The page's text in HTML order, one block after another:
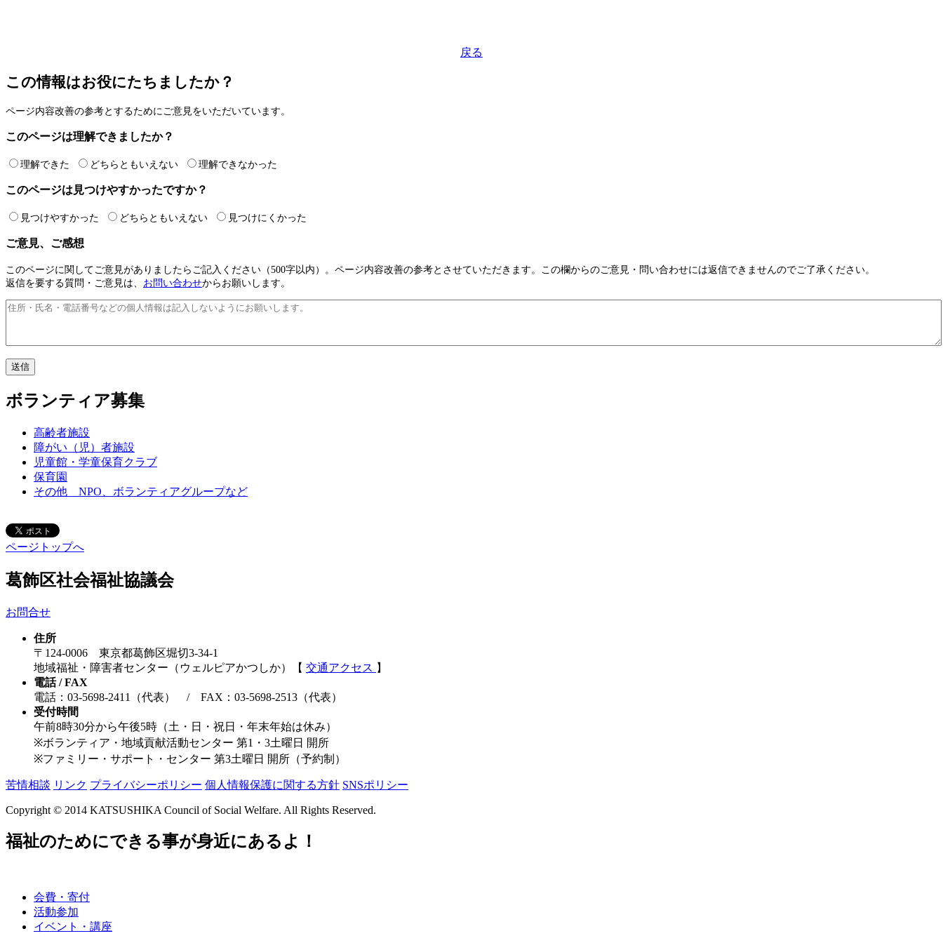
戻る
この情報はお役にたちましたか？
ページ内容改善の参考とするためにご意見をいただいています。
このページは理解できましたか？
理解できた どちらともいえない 理解できなかった
このページは見つけやすかったですか？
見つけやすかった どちらともいえない 見つけにくかった
ご意見、ご感想
このページに関してご意見がありましたらご記入ください（500字以内）。ページ内容改善の参考とさせていただきます。この欄からのご意見・問い合わせには返信できませんのでご了承ください。
返信を要する質問・ご意見は、 お問い合わせからお願いします。
ボランティア募集
高齢者施設
障がい（児）者施設
児童館・学童保育クラブ
保育園
その他 NPO、ボランティアグループなど
ページトップへ
葛飾区社会福祉協議会
お問合せ
住所
〒124-0006 東京都葛飾区堀切3-34-1
地域福祉・障害者センター（ウェルピアかつしか）【 交通アクセス 】
電話 / FAX
電話：03-5698-2411（代表） / FAX：03-5698-2513（代表）
受付時間
午前8時30分から午後5時（土・日・祝日・年末年始は休み）
※ボランティア・地域貢献活動センター 第1・3土曜日 開所
※ファミリー・サポート・センター 第3土曜日 開所（予約制）
苦情相談 リンク プライバシーポリシー 個人情報保護に関する方針 SNSポリシー
Copyright © 2014 KATSUSHIKA Council of Social Welfare. All Rights Reserved.
福祉のためにできる事が身近にあるよ！
会費・寄付
活動参加
イベント・講座